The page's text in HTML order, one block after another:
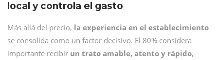
local y controla el gasto
Más allá del precio, la experiencia en el establecimiento
se consolida como un factor decisivo. El 80% considera
importante recibir un trato amable, atento y rápido,